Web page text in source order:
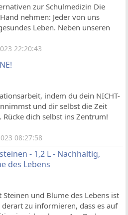
zur Schulmedizin Die
nehmen: Jeder von uns
Leben. Neben unseren
22:20:43
indem du dein NICHT-
und dir selbst die Zeit
dich selbst ins Zentrum!
08:27:58
- 1,2 L - Nachhaltig,
des Lebens
und Blume des Lebens ist
zu informieren, dass es auf